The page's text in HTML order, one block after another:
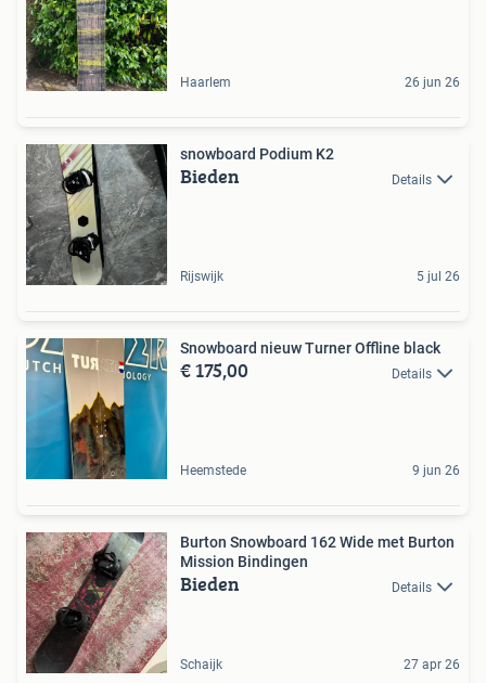
Haarlem 26 jun 26
snowboard Podium K2
Bieden Details
Rijswijk 5 jul 26
Snowboard nieuw Turner Offline black
€ 175,00 Details
Heemstede 9 jun 26
Burton Snowboard 162 Wide met Burton
Mission Bindingen
Bieden Details
Schaijk 27 apr 26